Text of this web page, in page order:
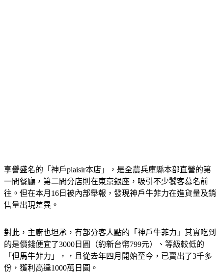
享譽盛名的「神戶plaisir本店」，是全農兵庫縣本部直營的第
一間餐廳，第二間分店則在東京銀座，吸引不少饕客慕名前
往。但在本月16日被內部舉報，發現神戶牛菲力在進貨量及銷
售量出現差異。
對此，主廚也坦承，有部分客人點的「神戶牛菲力」其實吃到
的是價錢便宜了3000日圓（約新台幣799元）、等級較低的
「但馬牛菲力」，，且從去年四月開始至今，已賣出了3千多
份，獲利高達1000萬日圓。